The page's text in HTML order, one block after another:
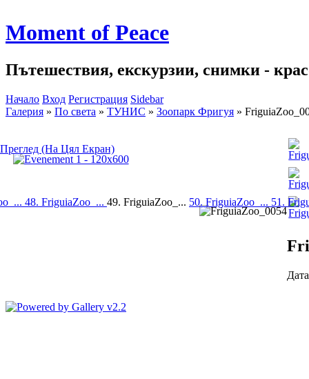
Moment of Peace
Пътешествия, екскурзии, снимки -
Начало Вход Регистрация Sidebar
Галерия » По света » ТУНИС » Зоопарк Фригуя »
Преглед (На Цял Екран)
48. FriguiaZoo_... 49. FriguiaZoo_... 50. FriguiaZoo_... 51.